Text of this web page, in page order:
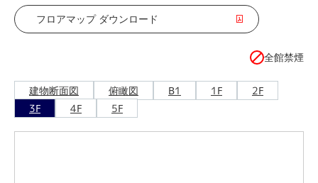
フロアマップ ダウンロード
全館禁煙
建物断面図 俯瞰図 B1 1F
2F
3F
4F 5F